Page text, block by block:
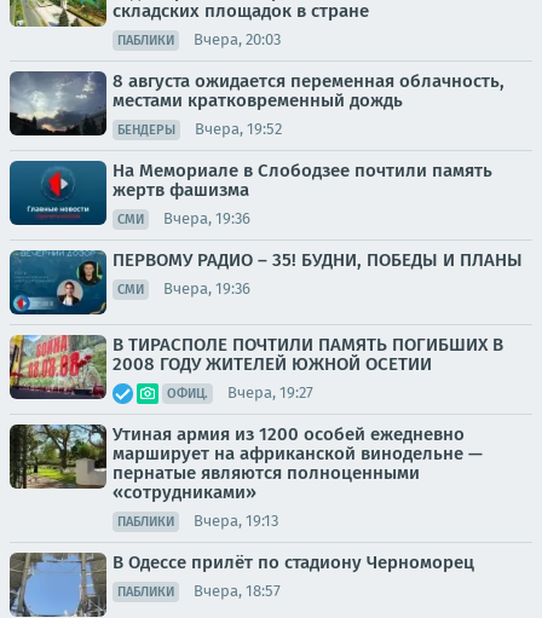
складских площадок в стране
ПАБЛИКИ Вчера, 20:03
8 августа ожидается переменная облачность,
местами кратковременный дождь
БЕНДЕРЫ Вчера, 19:52
На Мемориале в Слободзее почтили память
жертв фашизма
СМИ Вчера, 19:36
ПЕРВОМУ РАДИО – 35! БУДНИ, ПОБЕДЫ И ПЛАНЫ
СМИ Вчера, 19:36
В ТИРАСПОЛЕ ПОЧТИЛИ ПАМЯТЬ ПОГИБШИХ В
2008 ГОДУ ЖИТЕЛЕЙ ЮЖНОЙ ОСЕТИИ
ОФИЦ. Вчера, 19:27
Утиная армия из 1200 особей ежедневно
марширует на африканской винодельне —
пернатые являются полноценными
«сотрудниками»
ПАБЛИКИ Вчера, 19:13
В Одессе прилёт по стадиону Черноморец
ПАБЛИКИ Вчера, 18:57